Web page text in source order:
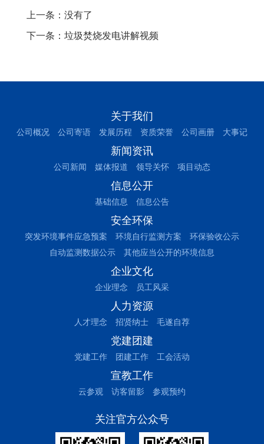
上一条：没有了
下一条： 垃圾焚烧发电讲解视频
关于我们
公司概况 公司寄语 发展历程 资质荣誉 公司画册 大事记
新闻资讯
公司新闻 媒体报道 领导关怀 项目动态
信息公开
基础信息 信息公告
安全环保
突发环境事件应急预案 环境自行监测方案
环保验收公示
自动监测数据公示
其他应当公开的环境信息
企业文化
企业理念 员工风采
人力资源
人才理念 招贤纳士 毛遂自荐
党建团建
党建工作 团建工作 工会活动
宣教工作
云参观 访客留影 参观预约
关注官方公众号